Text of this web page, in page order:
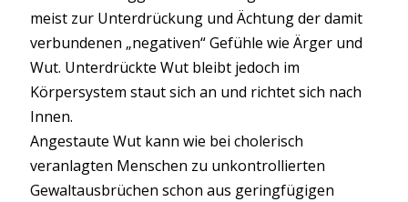
meist zur Unterdrückung und Ächtung der damit
verbundenen „negativen“ Gefühle wie Ärger und
Wut. Unterdrückte Wut bleibt jedoch im
Körpersystem staut sich an und richtet sich nach
Innen.
Angestaute Wut kann wie bei cholerisch
veranlagten Menschen zu unkontrollierten
Gewaltausbrüchen schon aus geringfügigen